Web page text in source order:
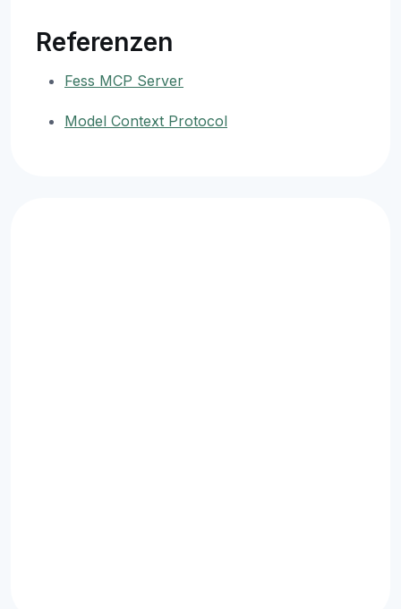
Referenzen
Fess MCP Server
Model Context Protocol